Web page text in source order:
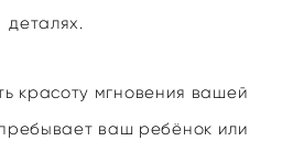
деталях.
красоту мгновения вашей
ваш ребёнок или